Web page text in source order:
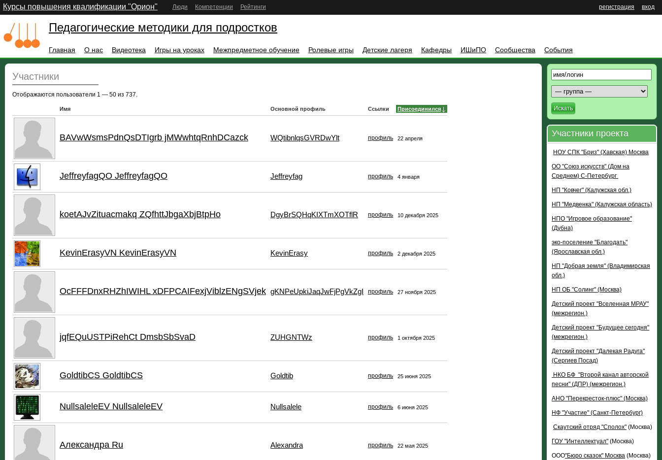
Курсы повышения квалификации "Орион" вход
регистрация
Люди Компетенции Рейтинги
Педагогические методики для подростков
Главная О нас Видеотека Игры на уроках Межпредметное обучение Ролевые игры Детские лагеря Кафедры ИШиПО Сообщества События
Участники
Отображаются пользователи 1 — 50 из 737.
Имя Основной профиль Ссылки Присоединился
BAVwWsmsPdnQsDTIgrb jMWwhtqRnhDCazck WQtibnlqsGVRDwYlt профиль 22 апреля
JeffreyfagQO JeffreyfagQO Jeffreyfag профиль 4 января
koetAJvZituacmakq ZQfhttJbgaXbjBtpHo DgyBrSQHqKIXTmXOTflR профиль 10 декабря 2025
KevinErasyVN KevinErasyVN KevinErasy профиль 2 декабря 2025
OcFFFDnxRHZhIWIHL xDFPCAIFexjViblzENgSVjek gKNPeUpkiJaqJwFjPgVkZgI профиль 27 ноября 2025
jqfEQuUSTPiRehCt DmsbSbSvaD ZUHGNTWz профиль 1 октября 2025
GoldtibCS GoldtibCS Goldtib профиль 25 июня 2025
NullsaleleEV NullsaleleEV Nullsalele профиль 6 июня 2025
Александра Ru Alexandra профиль 22 мая 2025
Искать
Участники проекта
НОУ СПК "Бриз" (Хавская) Москва
ОО "Союз искусств" (Дом на
Среднем) С-Петербург
НП "Ковчег" (Калужская обл.)
НП "Медвенка" (Калужская область)
НПО "Игровое образование"
(Дубна)
эко-поселение "Благодать"
(Ярославская обл.)
НП "Добрая земля" (Владимирская
обл.)
НП ОБ "Солинг" (Москва)
Детский проект "Вселенная МРАУ"
(межрегион.)
Детский проект "Будущее сегодня"
(межрегион.)
Детский проект "Далекая Радуга"
(Сергиев Посад)
НКО БФ "Второй канал авторской
песни" (ДПР) (межрегион.)
АНО "Перекресток-плюс" (Москва)
НФ "Участие" (Санкт-Петербург)
Скаутский отряд "Сполох" (Москва)
ГОУ "Интеллектуал" (Москва)
ООО"Бюро сказок" Москва (Москва)